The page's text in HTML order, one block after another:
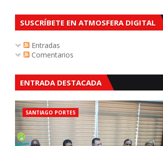
SUSCRÍBETE EN ATMOSFERA DIGITAL
Entradas
Comentarios
ENTRADA DESTACADA
SANTIAGO PORTES